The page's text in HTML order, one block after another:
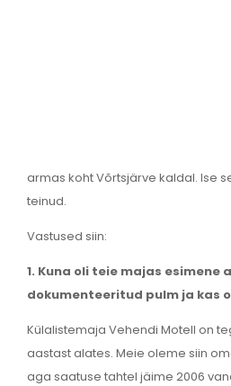
armas koht Võrtsjärve kaldal. Ise
teinud.
Vastused siin:
1. Kuna oli teie majas esimene
dokumenteeritud pulm ja kas
Külalistemaja Vehendi Motell on
aastast alates. Meie oleme siin
aga saatuse tahtel jäime 2006